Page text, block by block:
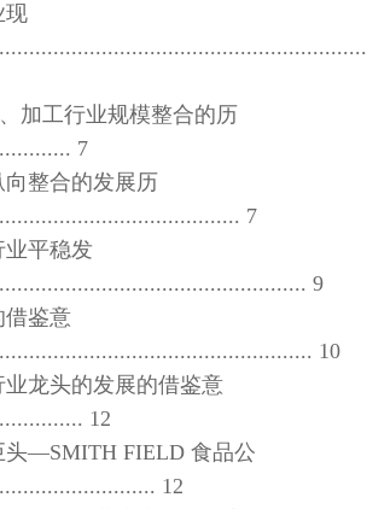
加工行业规模整合的历
7
整合的发展历
7
平稳发
9
鉴意
10
龙头的发展的借鉴意
12
—SMITH FIELD 食品公
12